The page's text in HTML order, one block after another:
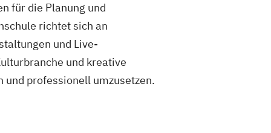
für die Planung und
richtet sich an
und Live-
und kreative
und professionell umzusetzen.